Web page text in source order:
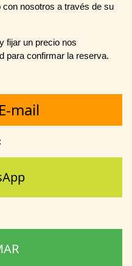
nosotros a través de su
fijar un precio nos
para confirmar la reserva.
mail